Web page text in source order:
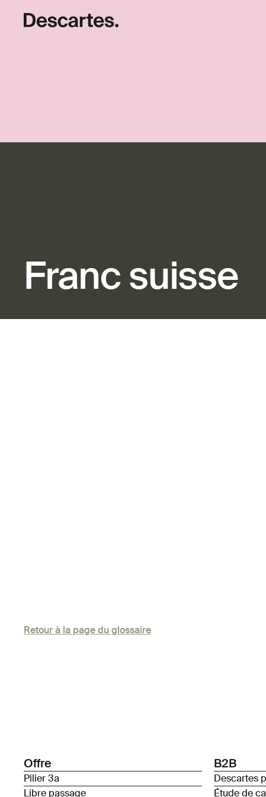
Franc suisse
Retour à la page du glossaire
Offre
Pilier 3a
Libre passage
B2B
Descartes
Étude de